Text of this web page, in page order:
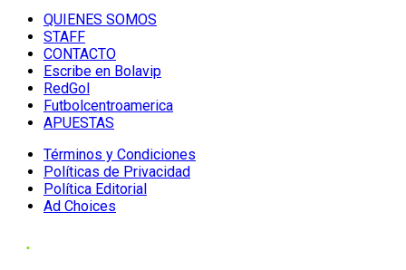
QUIENES SOMOS
STAFF
CONTACTO
Escribe en Bolavip
RedGol
Futbolcentroamerica
APUESTAS
Términos y Condiciones
Políticas de Privacidad
Política Editorial
Ad Choices